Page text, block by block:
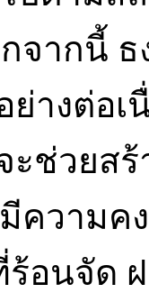
ากนี้ ธ
ย่างต่อ
ะช่วยส
มีความ
อนจัด